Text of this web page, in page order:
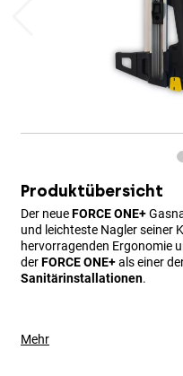
Produktübersicht
Der neueFORCE ONE+
und leichteste Nagler seiner
hervorragenden Ergonomie
derFORCE ONE+als einer
Sanitärinstallationen.
Mehr